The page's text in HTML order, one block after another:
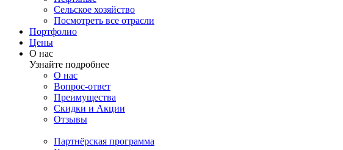
Сельское хозяйство
Посмотреть все отрасли
Портфолио
Цены
О нас
Узнайте подробнее
О нас
Вопрос-ответ
Преимущества
Скидки и Акции
Отзывы
Партнёрская программа